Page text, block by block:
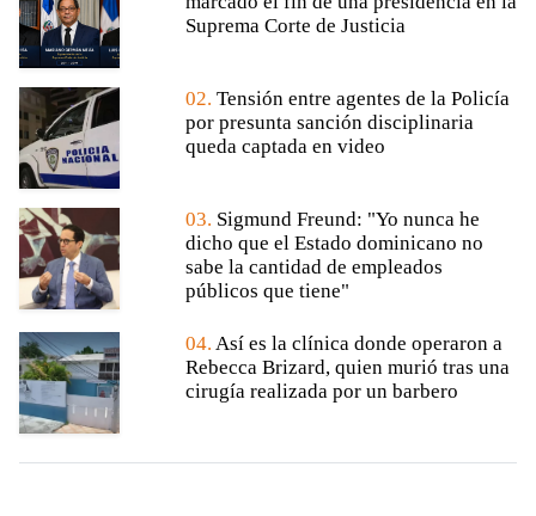
Suprema Corte de Justicia
02. Tensión entre agentes de la Policía
por presunta sanción disciplinaria
queda captada en video
03. Sigmund Freund: "Yo nunca he
dicho que el Estado dominicano no
sabe la cantidad de empleados
públicos que tiene"
04. Así es la clínica donde operaron a
Rebecca Brizard, quien murió tras una
cirugía realizada por un barbero